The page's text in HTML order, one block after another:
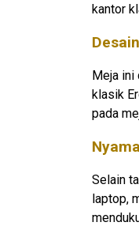
kantor
Meja ini
klasik
pada
Selain
laptop,